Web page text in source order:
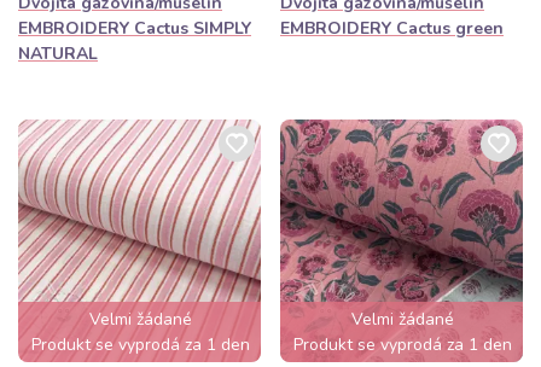
EMBROIDERY Cactus SIMPLY
NATURAL
EMBROIDERY Cactus green
Velmi žádané
Produkt se vyprodá za 1 den
Velmi žádané
Produkt se vyprodá za 1 den